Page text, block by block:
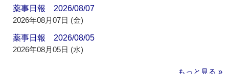
薬事日報 2026/08/07
2026年08月07日 (金)
薬事日報 2026/08/05
2026年08月05日 (水)
もっと見る »